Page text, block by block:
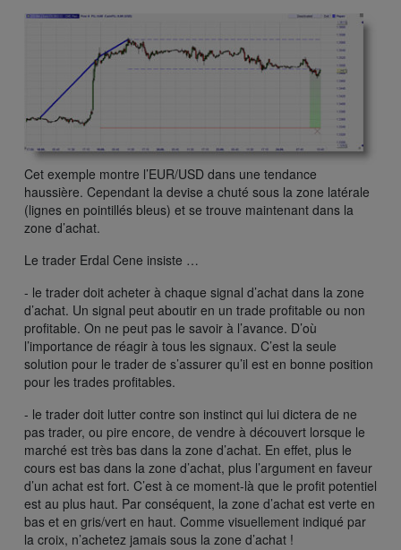
Cet exemple montre l’EUR/USD dans une tendance
haussière. Cependant la devise a chuté sous la zone latérale
(lignes en pointillés bleus) et se trouve maintenant dans la
zone d’achat.
Le trader Erdal Cene insiste …
- le trader doit acheter à chaque signal d’achat dans la zone
d’achat. Un signal peut aboutir en un trade profitable ou non
profitable. On ne peut pas le savoir à l’avance. D’où
l’importance de réagir à tous les signaux. C’est la seule
solution pour le trader de s’assurer qu’il est en bonne position
pour les trades profitables.
- le trader doit lutter contre son instinct qui lui dictera de ne
pas trader, ou pire encore, de vendre à découvert lorsque le
marché est très bas dans la zone d’achat. En effet, plus le
cours est bas dans la zone d’achat, plus l’argument en faveur
d’un achat est fort. C’est à ce moment-là que le profit potentiel
est au plus haut. Par conséquent, la zone d’achat est verte en
bas et en gris/vert en haut. Comme visuellement indiqué par
la croix, n’achetez jamais sous la zone d’achat !